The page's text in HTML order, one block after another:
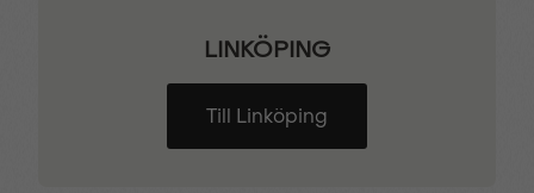
LINKÖPING
Till Linköping